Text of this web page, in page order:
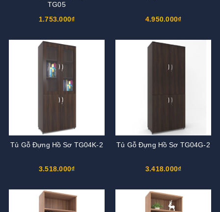
TG05
1.753.000₫
4.950.000₫
Tủ Gỗ Đựng Hồ Sơ TG04K-2
3.518.000₫
Tủ Gỗ Đựng Hồ Sơ TG04G-2
3.418.000₫